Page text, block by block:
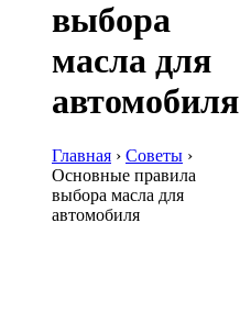
выбора
масла для
автомобиля
Главная › Советы ›
Основные правила
выбора масла для
автомобиля